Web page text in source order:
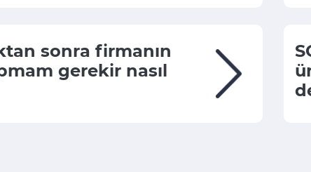
sonra firmanın
gerekir nasıl